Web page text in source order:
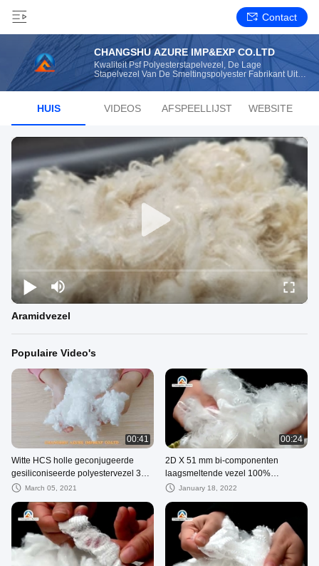
Contact
CHANGSHU AZURE IMP&EXP CO.LTD
Kwaliteit Psf Polyesterstapelvezel, De Lage
Stapelvezel Van De Smeltingspolyester Fabrikant Uit
HUIS VIDEOS AFSPEELLIJST WEBSITE
Aramidvezel
Populaire Video's
00:41
Witte HCS holle geconjugeerde
gesiliconiseerde polyestervezel 3D *
64MMMarch 05, 2021
00:24
2D X 51 mm bi-componenten
laagsmeltende vezel 100%
polyester wit
January 18, 2022